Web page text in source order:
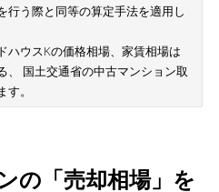
行う際と同等の算定手法を適用し
ハウスKの価格相場、家賃相場は
、 国土交通省の中古マンション取
。
の「売却相場」を